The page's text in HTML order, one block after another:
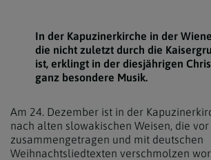
In der Kapuzinerkirche in der
die nicht zuletzt durch die
ist, erklingt in der diesjährigen
ganz besondere Musik.
Am 24. Dezember ist in der
nach alten slowakischen Weisen, die
zusammengetragen und mit deutschen
Weihnachtsliedtexten verschmolzen